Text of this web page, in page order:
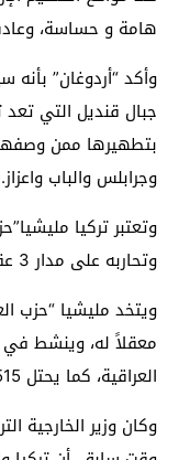
هامة و حساسة،
وأكد “أردوغان”
جبال قنديل التي
بتطهيرها ممن
وجرابلس والباب واعزاز.
وتعتبر تركيا
وتحاربه على مدار 3 عقود.
ويتخد مليشيا “حزب
معقلاً له، وينشط في
العراقية، كما يحتل 515 من القرى الكردية في المنطقة.
وكان وزير الخارجية